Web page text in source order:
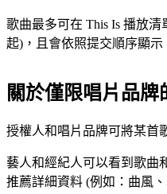
歌曲最多可在 This Is 播放
起)，且會依照提交順序顯
關於僅限唱片品牌
授權人和唱片品牌可將某首
藝人和經紀人可以看到歌曲
推薦詳細資料 (例如：曲風